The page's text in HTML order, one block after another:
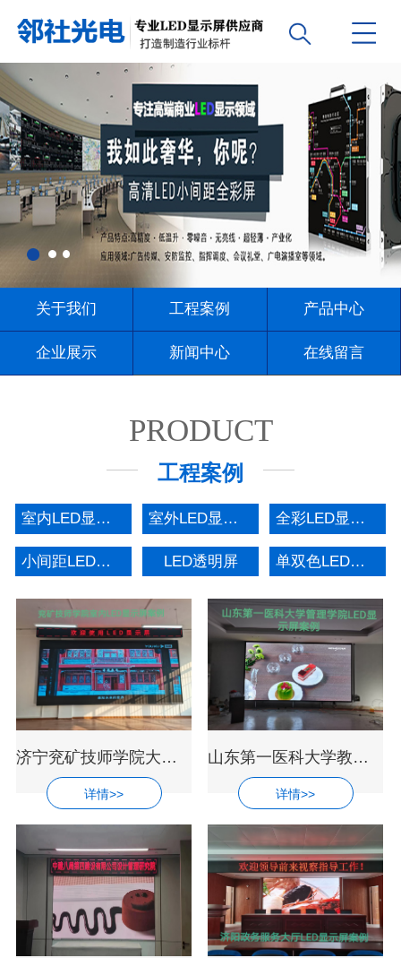
关于我们 工程案例 产品中心
企业展示 新闻中心 在线留言
PRODUCT
工程案例
室内LED显示屏 室外LED显示屏 全彩LED显示屏
小间距LED显示屏 LED透明屏 单双色LED显示屏
济宁兖矿技师学院大厅超高清LED电子显示
详情>>
山东第一医科大学教室会议中心LED全彩显
详情>>